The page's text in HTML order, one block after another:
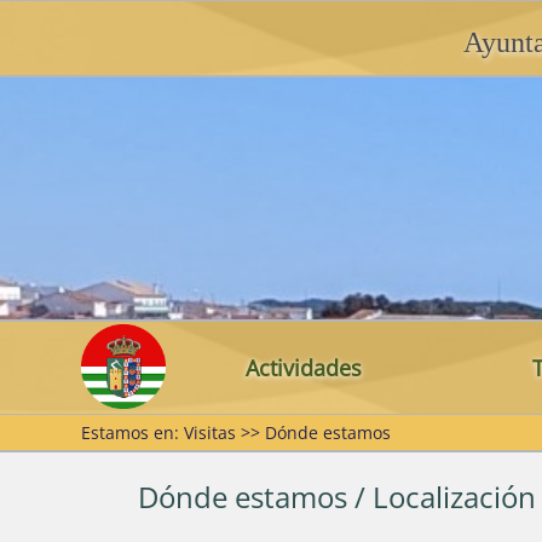
Actividades
Inicio
Pabellón
Romería
Dónde estamos
Puebla de Guzmán
Estamos en: Visitas >> Dónde estamos
Dónde estamos / Localización